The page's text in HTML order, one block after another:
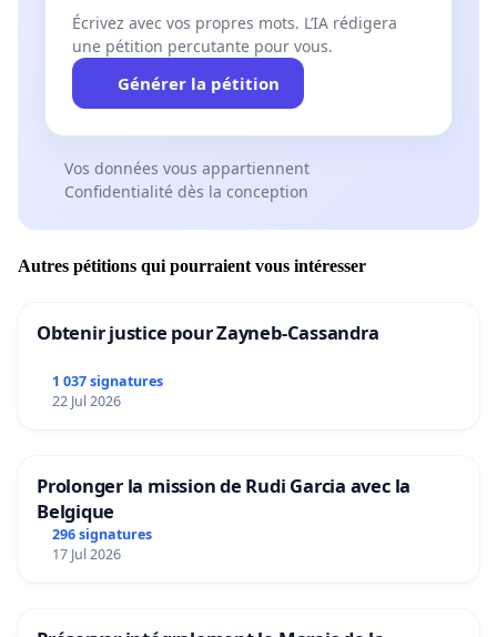
Écrivez avec vos propres mots. L’IA rédigera
une pétition percutante pour vous.
Générer la pétition
Vos données vous appartiennent
Confidentialité dès la conception
Autres pétitions qui pourraient vous intéresser
Obtenir justice pour Zayneb-Cassandra
1 037 signatures
22 Jul 2026
Prolonger la mission de Rudi Garcia avec la
Belgique
296 signatures
17 Jul 2026